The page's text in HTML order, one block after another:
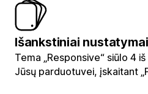
Išankstiniai nustatymai
Tema „Responsive“ siūlo 4
Jūsų parduotuvei, įskaitant